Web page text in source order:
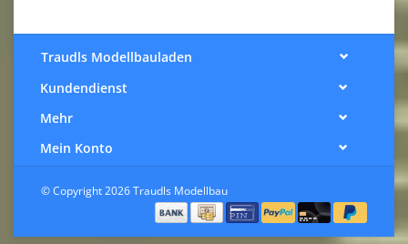
Traudls Modellbauladen
Kundendienst
Mehr
Mein Konto
© Copyright 2026 Traudls Modellbau